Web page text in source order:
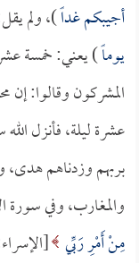
أجيبكم غداً)، ولم
يوماً) يعني: خمسة
المشركون وقالوا:
عشرة ليلة، فأنزل
بربهم وزدناهم هدى،
والمغارب، وفي سورة
مِنْ أَمْرِ رَبِّي